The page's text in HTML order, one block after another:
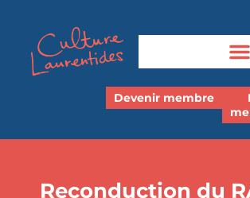
Devenir membre
Reconduction du